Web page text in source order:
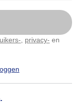
privacy- en
60x bekeken